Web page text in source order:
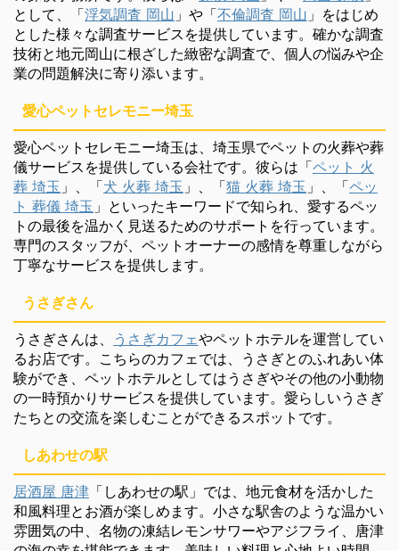
として、「浮気調査 岡山 」や「不倫調査 岡山 」をはじめ
とした様々な調査サービスを提供しています。確かな調査
技術と地元岡山に根ざした緻密な調査で、個人の悩みや企
業の問題解決に寄り添います。
愛心ペットセレモニー埼玉
愛心ペットセレモニー埼玉は、埼玉県でペットの火葬や葬
儀サービスを提供している会社です。彼らは「ペット 火
葬 埼玉 」、「犬 火葬 埼玉 」、「猫 火葬 埼玉 」、「ペッ
ト 葬儀 埼玉 」といったキーワードで知られ、愛するペッ
トの最後を温かく見送るためのサポートを行っています。
専門のスタッフが、ペットオーナーの感情を尊重しながら
丁寧なサービスを提供します。
うさぎさん
うさぎさんは、 うさぎカフェやペットホテルを運営してい
るお店です。こちらのカフェでは、うさぎとのふれあい体
験ができ、ペットホテルとしてはうさぎやその他の小動物
の一時預かりサービスを提供しています。愛らしいうさぎ
たちとの交流を楽しむことができるスポットです。
しあわせの駅
居酒屋 唐津 「しあわせの駅」では、地元食材を活かした
和風料理とお酒が楽しめます。小さな駅舎のような温かい
雰囲気の中、名物の凍結レモンサワーやアジフライ、唐津